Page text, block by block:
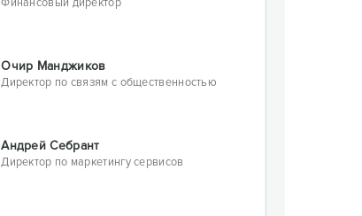
Очир Манджиков
Директор по связям с общественностью
Андрей Себрант
Директор по маркетингу сервисов